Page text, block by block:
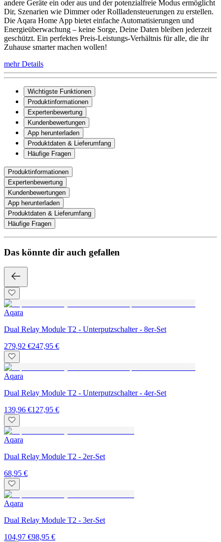
andere Geräte ein oder aus und der potenzialfreie Modus ermöglicht
Dir, Szenarien wie Dimmer oder Rollladensteuerungen zu erstellen.
Die Aqara Home App bietet einfache Automatisierungen und
Energieüberwachung – keine Sorge, Deine Daten bleiben jederzeit
geschützt. Ein perfektes Preis-Leistungs-Verhältnis für alle, die ihr
Zuhause smarter machen wollen!
mehr Details
Wichtigste Funktionen
Produktinformationen
Expertenbewertung
Kundenbewertungen
App herunterladen
Produktdaten & Lieferumfang
Häufige Fragen
Produktinformationen
Expertenbewertung
Kundenbewertungen
App herunterladen
Produktdaten & Lieferumfang
Häufige Fragen
Das könnte dir auch gefallen
Aqara
Dual Relay Module T2 - Unterputzschalter - 8er-Set
279,92 €247,95 €
Aqara
Dual Relay Module T2 - Unterputzschalter - 4er-Set
139,96 €127,95 €
Aqara
Dual Relay Module T2 - 2er-Set
68,95 €
Aqara
Dual Relay Module T2 - 3er-Set
104,97 €98,95 €